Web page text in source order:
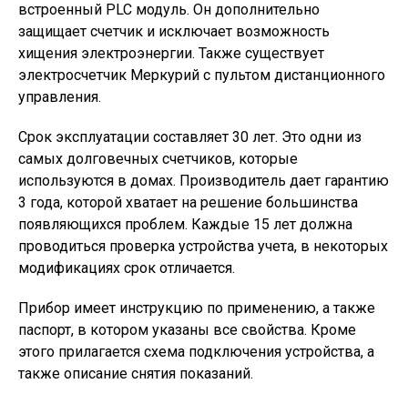
встроенный PLC модуль. Он дополнительно
защищает счетчик и исключает возможность
хищения электроэнергии. Также существует
электросчетчик Меркурий с пультом дистанционного
управления.
Срок эксплуатации составляет 30 лет. Это одни из
самых долговечных счетчиков, которые
используются в домах. Производитель дает гарантию
3 года, которой хватает на решение большинства
появляющихся проблем. Каждые 15 лет должна
проводиться проверка устройства учета, в некоторых
модификациях срок отличается.
Прибор имеет инструкцию по применению, а также
паспорт, в котором указаны все свойства. Кроме
этого прилагается схема подключения устройства, а
также описание снятия показаний.